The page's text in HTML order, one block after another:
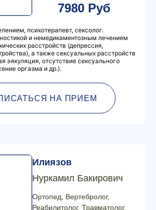
7980 Руб
психотерапевт, сексолог.
и немедикаментозным лечением
расстройств (депрессия,
а также сексуальных расстройств
эякуляция, отсутствие сексуального
оргазма и др.).
НА ПРИЕМ
Илиязов
Нуркамил Бакирович
Ортопед, Вертебролог,
Реабилитолог, Травматолог,